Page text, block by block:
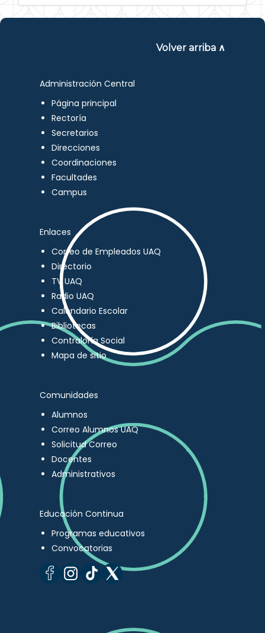
Volver arriba ∧
Administración Central
Página principal
Rectoría
Secretarios
Direcciones
Coordinaciones
Facultades
Campus
Enlaces
Correo de Empleados UAQ
Directorio
TV UAQ
Radio UAQ
Calendario Escolar
Bibliotecas
Contraloría Social
Mapa de sitio
Comunidades
Alumnos
Correo Alumnos UAQ
Solicitud Correo
Docentes
Administrativos
Educación Continua
Programas educativos
Convocatorias